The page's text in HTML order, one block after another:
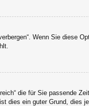
Wenn Sie diese
die für Sie passende
dies ein guter Grund, dies